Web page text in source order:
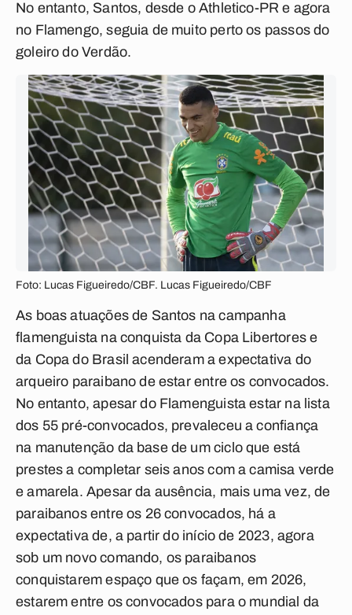
No entanto, Santos, desde o Athletico-PR e agora
no Flamengo, seguia de muito perto os passos do
goleiro do Verdão.
Foto: Lucas Figueiredo/CBF. Lucas Figueiredo/CBF
As boas atuações de Santos na campanha
flamenguista na conquista da Copa Libertores e
da Copa do Brasil acenderam a expectativa do
arqueiro paraibano de estar entre os convocados.
No entanto, apesar do Flamenguista estar na lista
dos 55 pré-convocados, prevaleceu a confiança
na manutenção da base de um ciclo que está
prestes a completar seis anos com a camisa verde
e amarela. Apesar da ausência, mais uma vez, de
paraibanos entre os 26 convocados, há a
expectativa de, a partir do início de 2023, agora
sob um novo comando, os paraibanos
conquistarem espaço que os façam, em 2026,
estarem entre os convocados para o mundial da